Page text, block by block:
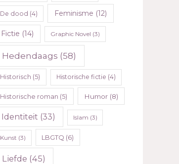
De dood (4) Feminisme (12)
Fictie (14) Graphic Novel (3)
Hedendaags (58)
Historisch (5) Historische fictie (4)
Historische roman (5) Humor (8)
Identiteit (33) Islam (3)
Kunst (3) LBGTQ (6)
Liefde (45)